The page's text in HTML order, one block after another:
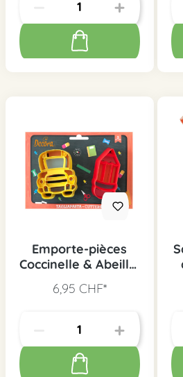
Emporte-pièces
Coccinelle & Abeille,
6,95 CHF*